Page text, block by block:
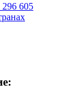
296 605